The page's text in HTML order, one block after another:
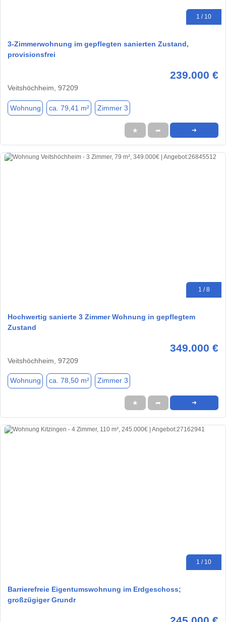
1 / 10
3-Zimmerwohnung im gepflegten sanierten Zustand,
provisionsfrei
239.000 €
Veitshöchheim, 97209
Wohnung ca. 79,41 m² Zimmer 3
★ ➦ ➜
1 / 8
Hochwertig sanierte 3 Zimmer Wohnung in gepflegtem
Zustand
349.000 €
Veitshöchheim, 97209
Wohnung ca. 78,50 m² Zimmer 3
★ ➦ ➜
1 / 10
Barrierefreie Eigentumswohnung im Erdgeschoss;
großzügiger Grundr